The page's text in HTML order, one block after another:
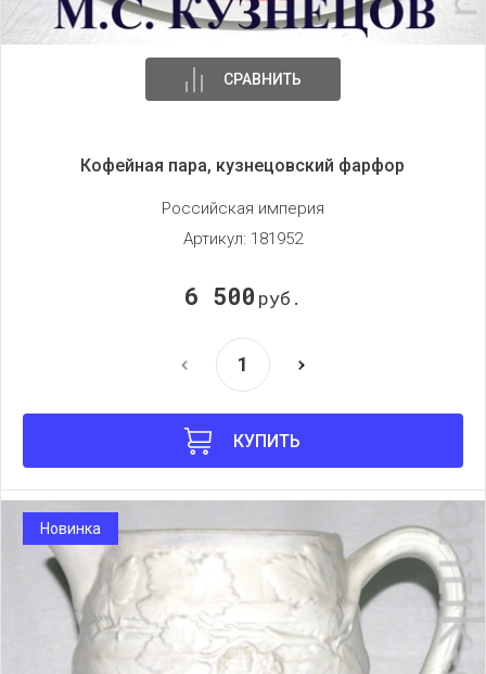
СРАВНИТЬ
Кофейная пара, кузнецовский фарфор
Российская империя
Артикул: 181952
6 500 руб.
КУПИТЬ
Новинка